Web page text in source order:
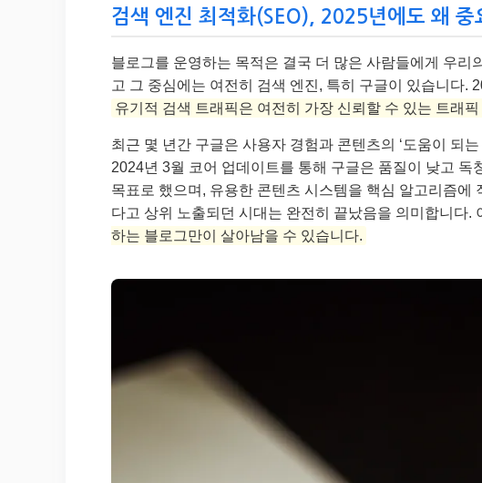
검색 엔진 최적화(SEO), 2025년에도 왜 중
블로그를 운영하는 목적은 결국 더 많은 사람들에게 우리
고 그 중심에는 여전히 검색 엔진, 특히 구글이 있습니다.
유기적 검색 트래픽은 여전히 가장 신뢰할 수 있는 트래
최근 몇 년간 구글은 사용자 경험과 콘텐츠의 ‘도움이 되
2024년 3월 코어 업데이트를 통해 구글은 품질이 낮고
목표로 했으며, 유용한 콘텐츠 시스템을 핵심 알고리즘
다고 상위 노출되던 시대는 완전히 끝났음을 의미합니다.
하는 블로그만이 살아남을 수 있습니다.